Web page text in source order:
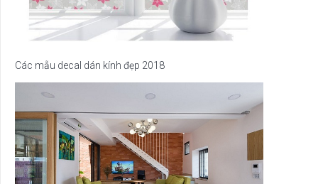
Các mẫu decal dán kính đẹp 2018